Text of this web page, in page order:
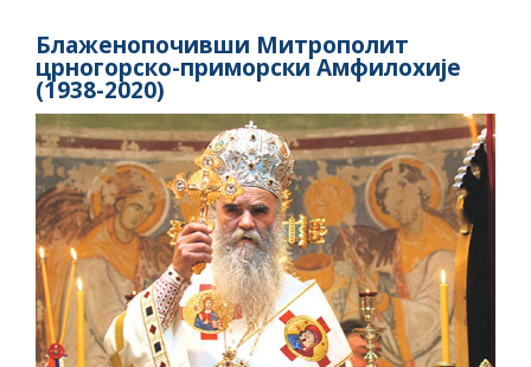
Блаженопочивши Митрополит
црногорско-приморски Амфилохије
(1938-2020)